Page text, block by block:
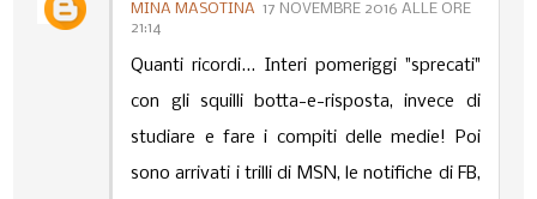
MINA MASOTINA 17 NOVEMBRE 2016 ALLE ORE
21:14
Quanti ricordi... Interi pomeriggi "sprecati"
con gli squilli botta-e-risposta, invece di
studiare e fare i compiti delle medie! Poi
sono arrivati i trilli di MSN, le notifiche di FB,